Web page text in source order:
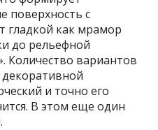
поверхность с
гладкой как мрамор
до рельефной
Количество вариантов
и точно его
В этом еще один